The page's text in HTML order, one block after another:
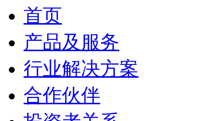
首页
产品及服务
行业解决方案
合作伙伴